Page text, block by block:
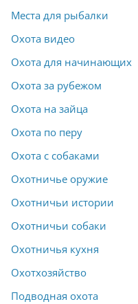
Места для рыбалки
Охота видео
Охота для начинающих
Охота за рубежом
Охота на зайца
Охота по перу
Охота с собаками
Охотничье оружие
Охотничьи истории
Охотничьи собаки
Охотничья кухня
Охотхозяйство
Подводная охота